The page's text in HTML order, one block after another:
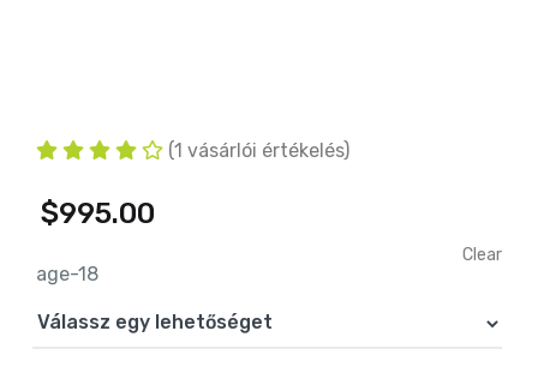
(1 vásárlói értékelés)
$995.00
age-18
Clear